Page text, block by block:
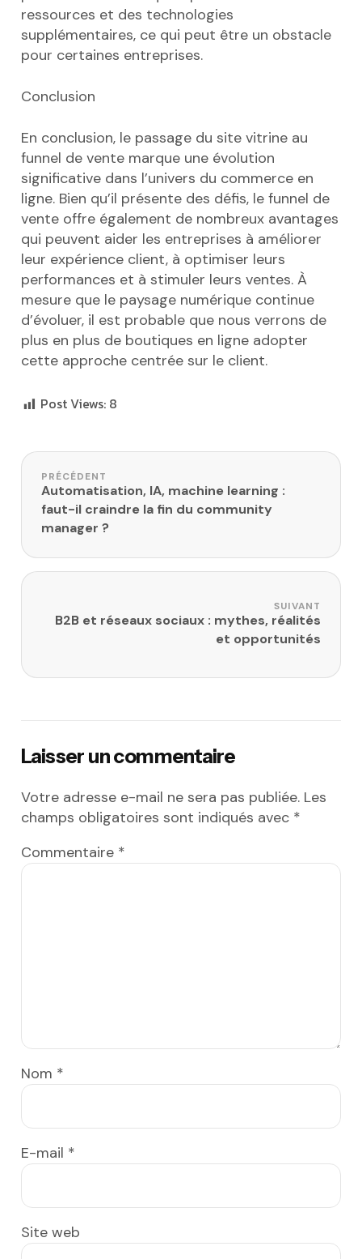
ressources et des technologies
supplémentaires, ce qui peut être un obstacle
pour certaines entreprises.
Conclusion
En conclusion, le passage du site vitrine au
funnel de vente marque une évolution
significative dans l’univers du commerce en
ligne. Bien qu’il présente des défis, le funnel de
vente offre également de nombreux avantages
qui peuvent aider les entreprises à améliorer
leur expérience client, à optimiser leurs
performances et à stimuler leurs ventes. À
mesure que le paysage numérique continue
d’évoluer, il est probable que nous verrons de
plus en plus de boutiques en ligne adopter
cette approche centrée sur le client.
Post Views: 8
Navigation de l’article
PRÉCÉDENT
Automatisation, IA, machine learning :
faut-il craindre la fin du community
manager ?
SUIVANT
B2B et réseaux sociaux : mythes, réalités
et opportunités
Laisser un commentaire
Votre adresse e-mail ne sera pas publiée. Les
champs obligatoires sont indiqués avec *
Commentaire *
Nom *
E-mail *
Site web